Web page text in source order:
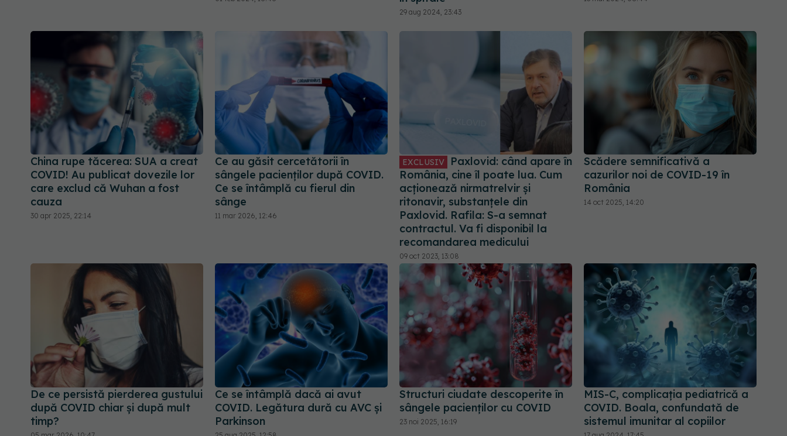
29 aug 2024, 23:43
China rupe tăcerea: SUA a creat
COVID! Au publicat dovezile lor
care exclud că Wuhan a fost
cauza
30 apr 2025, 22:14
Ce au găsit cercetătorii în
sângele pacienților după COVID.
Ce se întâmplă cu fierul din
sânge
11 mar 2026, 12:46
EXCLUSIV
Paxlovid: când apare în
România, cine îl poate lua. Cum
acționează nirmatrelvir și
ritonavir, substanțele din
Paxlovid. Rafila: S-a semnat
contractul. Va fi disponibil la
recomandarea medicului
09 oct 2023, 13:08
Scădere semnificativă a
cazurilor noi de COVID-19 în
România
14 oct 2025, 14:20
De ce persistă pierderea gustului
după COVID chiar și după mult
timp?
Ce se întâmplă dacă ai avut
COVID. Legătura dură cu AVC și
Parkinson
Structuri ciudate descoperite în
sângele pacienților cu COVID
23 noi 2025, 16:19
MIS-C, complicația pediatrică a
COVID. Boala, confundată de
sistemul imunitar al copiilor